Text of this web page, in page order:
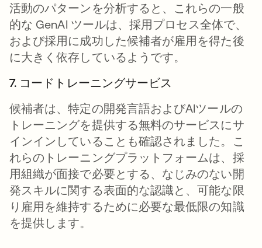
活動のパターンを分析すると、これらの一般
的な GenAI ツールは、採用プロセス全体で、
および採用に成功した候補者が雇用を得た後
に大きく依存しているようです。
7. コードトレーニングサービス
候補者は、特定の開発言語およびAIツールの
トレーニングを提供する無料のサービスにサ
インインしていることも確認されました。こ
れらのトレーニングプラットフォームは、採
用組織が面接で必要とする、なじみのない開
発スキルに関する表面的な認識と、可能な限
り雇用を維持するために必要な最低限の知識
を提供します。